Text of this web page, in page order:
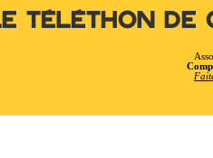
Téléthon de